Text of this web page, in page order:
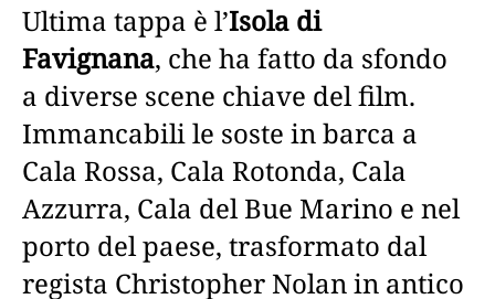
Ultima tappa è l’Isola di
Favignana, che ha fatto da sfondo
a diverse scene chiave del film.
Immancabili le soste in barca a
Cala Rossa, Cala Rotonda, Cala
Azzurra, Cala del Bue Marino e nel
porto del paese, trasformato dal
regista Christopher Nolan in antico